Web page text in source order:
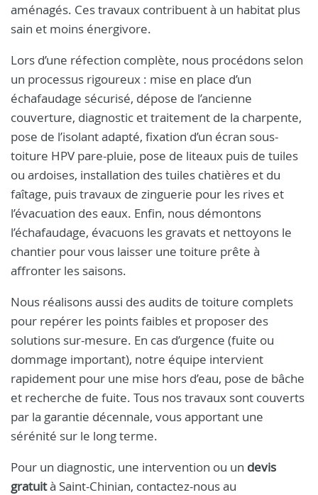
aménagés. Ces travaux contribuent à un habitat plus
sain et moins énergivore.
Lors d’une réfection complète, nous procédons selon
un processus rigoureux : mise en place d’un
échafaudage sécurisé, dépose de l’ancienne
couverture, diagnostic et traitement de la charpente,
pose de l’isolant adapté, fixation d’un écran sous-
toiture HPV pare-pluie, pose de liteaux puis de tuiles
ou ardoises, installation des tuiles chatières et du
faîtage, puis travaux de zinguerie pour les rives et
l’évacuation des eaux. Enfin, nous démontons
l’échafaudage, évacuons les gravats et nettoyons le
chantier pour vous laisser une toiture prête à
affronter les saisons.
Nous réalisons aussi des audits de toiture complets
pour repérer les points faibles et proposer des
solutions sur-mesure. En cas d’urgence (fuite ou
dommage important), notre équipe intervient
rapidement pour une mise hors d’eau, pose de bâche
et recherche de fuite. Tous nos travaux sont couverts
par la garantie décennale, vous apportant une
sérénité sur le long terme.
Pour un diagnostic, une intervention ou un devis
gratuità Saint-Chinian, contactez-nous au